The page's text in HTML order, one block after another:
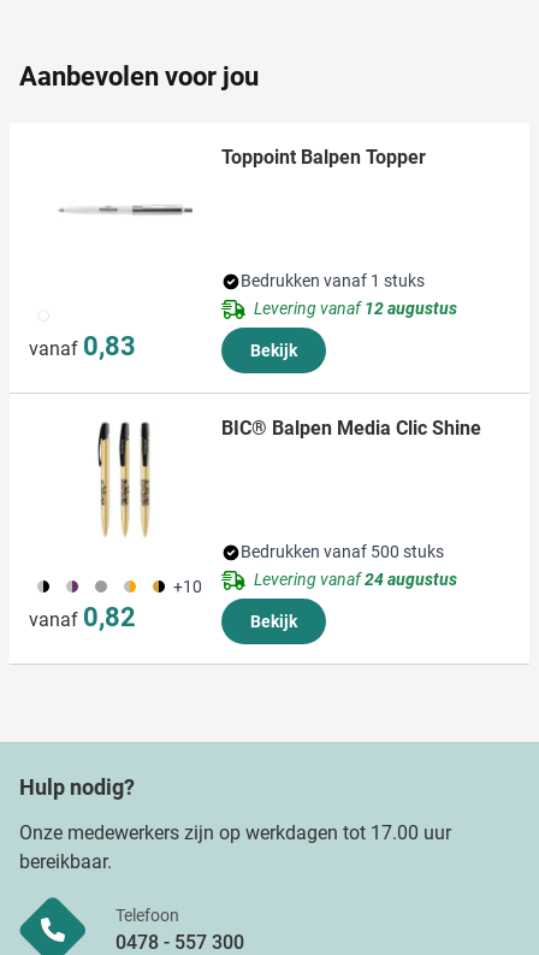
verzameld op basis van uw gebruik van hun services.
Aanbevolen voor jou
002
vanaf 0,83
Toppoint Balpen Topper
Bedrukken vanaf 1 stuks
Levering vanaf12 augustus
Bekijk
282 161 173 162 250 +10
vanaf 0,82
BIC® Balpen Media Clic Shine
Bedrukken vanaf 500 stuks
Levering vanaf24 augustus
Bekijk
Hulp nodig?
Onze medewerkers zijn op werkdagen tot 17.00 uur
bereikbaar.
Telefoon
0478 - 557 300